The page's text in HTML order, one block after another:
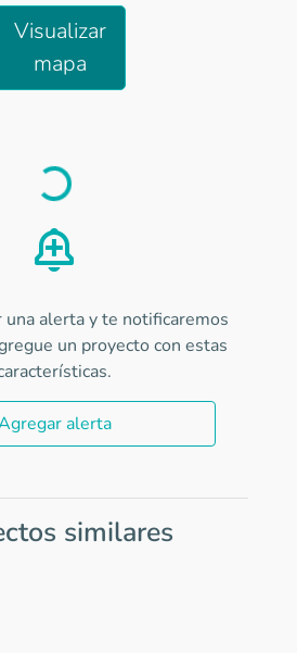
Visualizar
mapa
Load
una alerta y te notificaremos
un proyecto con estas
alerta
similares